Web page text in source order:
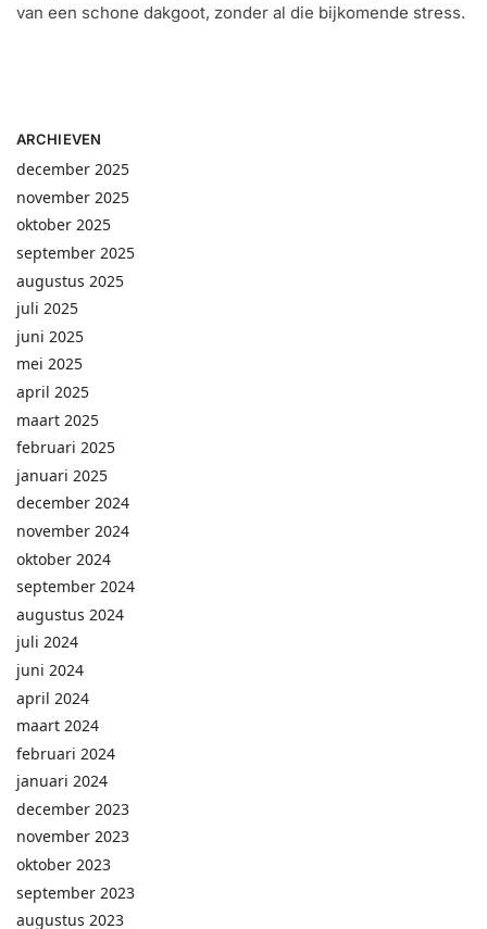
van een schone dakgoot, zonder al die bijkomende stress.
ARCHIEVEN
december 2025
november 2025
oktober 2025
september 2025
augustus 2025
juli 2025
juni 2025
mei 2025
april 2025
maart 2025
februari 2025
januari 2025
december 2024
november 2024
oktober 2024
september 2024
augustus 2024
juli 2024
juni 2024
april 2024
maart 2024
februari 2024
januari 2024
december 2023
november 2023
oktober 2023
september 2023
augustus 2023